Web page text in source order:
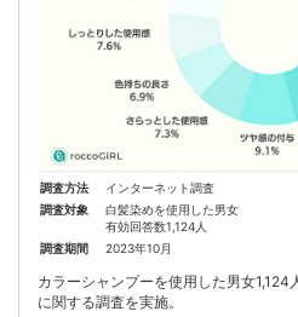
調査方法
インターネット調査
調査対象
白髪染めを使用した男女
有効回答数1,124人
調査期間
2023年10月
カラーシャンプーを使用した男女1,124
に関する調査を実施。